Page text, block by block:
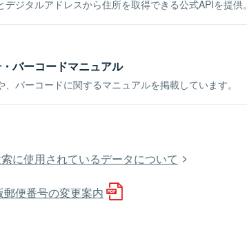
デジタルアドレスから住所を取得できる公式APIを提供。
バーコードマニュアル
、バーコードに関するマニュアルを掲載しています。
に使用されているデータについて
便番号の変更案内